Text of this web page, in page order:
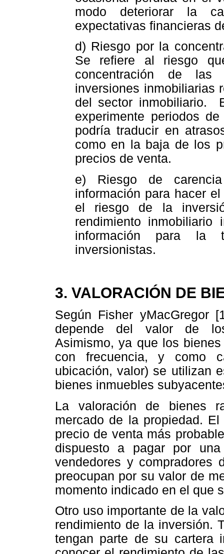
modo deteriorar la
expectativas financieras
d) Riesgo por la
Se refiere al riesgo
concentración de las
inversiones inmobiliarias
del sector inmobiliario.
experimente periodos
podría traducir en
como en la baja de los
precios de venta.
e) Riesgo de
información para hacer
el riesgo de la
rendimiento
información para la
inversionistas.
3. VALORACIÓN DE
Según Fisher yMacGregor
depende del valor de
Asimismo, ya que los
con frecuencia, y como
ubicación, valor) se utilizan
bienes inmuebles
La valoración de bienes
mercado de la propiedad.
precio de venta más
dispuesto a pagar por
vendedores y compradores
preocupan por su valor de
momento indicado en el que
Otro uso importante de la
rendimiento de la inversión.
tengan parte de su cartera